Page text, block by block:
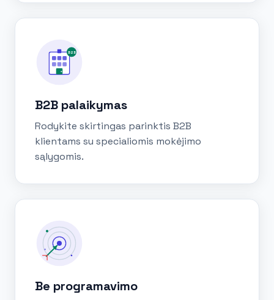
B2B
B2B palaikymas
Rodykite skirtingas parinktis B2B
klientams su specialiomis mokėjimo
sąlygomis.
Be programavimo